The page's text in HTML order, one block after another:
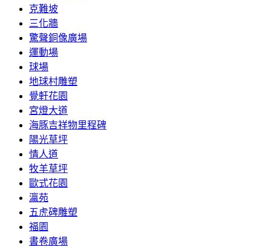
克難坡
三化牆
驚聲銅像廣場
運動場
球場
地球村雕塑
覺軒花園
宮燈大道
海豚吉祥物里程碑
陽光草坪
情人道
牧羊草坪
歐式花園
瀛苑
五虎碑雕塑
福園
書卷廣場